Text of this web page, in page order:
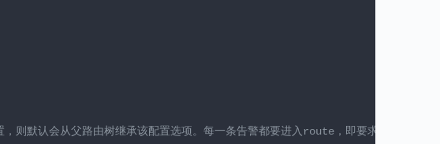
默认会从父路由树继承该配置选项。每一条告警都要进入route，即要求配置